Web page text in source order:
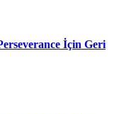
İçin Geri